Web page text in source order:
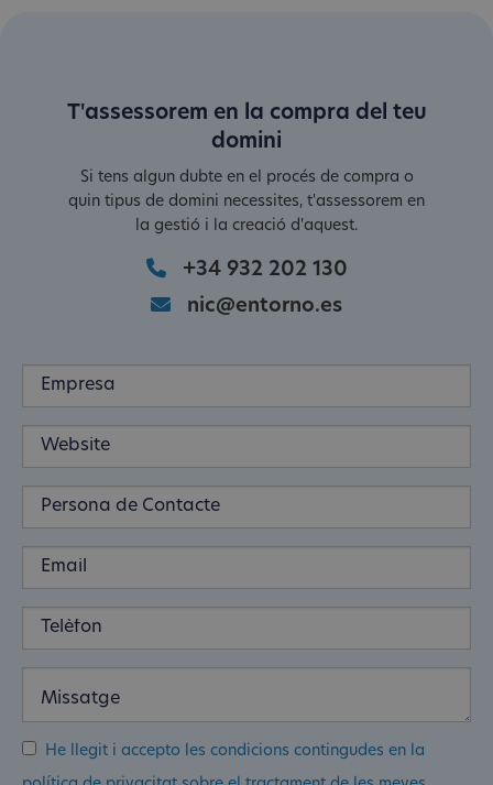
T'assessorem en la compra del teu
domini
Si tens algun dubte en el procés de compra o
quin tipus de domini necessites, t'assessorem en
la gestió i la creació d'aquest.
+34 932 202 130
nic@entorno.es
He llegit i accepto les condicions contingudes en la